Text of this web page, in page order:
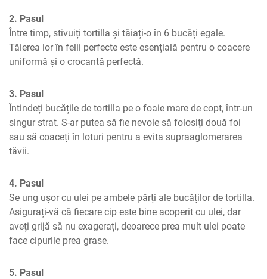
2. Pasul
Între timp, stivuiți tortilla și tăiați-o în 6 bucăți egale.
Tăierea lor în felii perfecte este esențială pentru o coacere
uniformă și o crocantă perfectă.
3. Pasul
Întindeți bucățile de tortilla pe o foaie mare de copt, într-un
singur strat. S-ar putea să fie nevoie să folosiți două foi
sau să coaceți în loturi pentru a evita supraaglomerarea
tăvii.
4. Pasul
Se ung ușor cu ulei pe ambele părți ale bucăților de tortilla.
Asigurați-vă că fiecare cip este bine acoperit cu ulei, dar
aveți grijă să nu exagerați, deoarece prea mult ulei poate
face cipurile prea grase.
5. Pasul